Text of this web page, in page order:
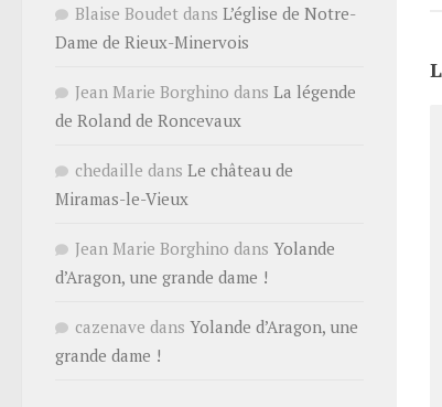
Blaise Boudet dans L’église de Notre-
Dame de Rieux-Minervois
Jean Marie Borghino dans La légende
de Roland de Roncevaux
chedaille dans Le château de
Miramas-le-Vieux
Jean Marie Borghino dans Yolande
d’Aragon, une grande dame !
cazenave dans Yolande d’Aragon, une
grande dame !